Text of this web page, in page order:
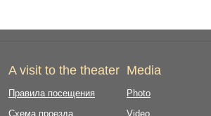
A visit to the theater
Правила посещения
Схема проезда
Media
Photo
Video